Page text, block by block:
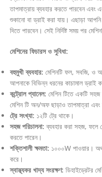
তাপমাত্রায় ব্যবহার করতে পারবেন এবং
শুকানো বা ড্রাই করা যায়। এছাড়া
দিতে পারবেন। সেই নির্দিষ্ট সময় পর
মেশিনের ফিচারস ও সুবিধা:
বহুমুখী ব্যবহার: মেশিনটি ফল, সবজি, ও
আপনাকে বিভিন্ন ধরনের কাচামাল ড্রাই
কন্ট্রোল প্যানেল: মেশিন টিতে একটি সহজ
মেশিন টি অন/অফ ছাড়াও তাপমাত্রা
ট্রে সংখ্যা: ১২টি ট্রে থাকে।
সহজ পরিচালনা: ব্যবহার করা সহজ, ফলে
করতে পারেন।
শক্তিশালী ক্ষমতা: ১০০০W পাওয়ার।
করে।
স্বাস্থ্যকর খাদ্য সংরক্ষণ: ডিহাইড্রেটর